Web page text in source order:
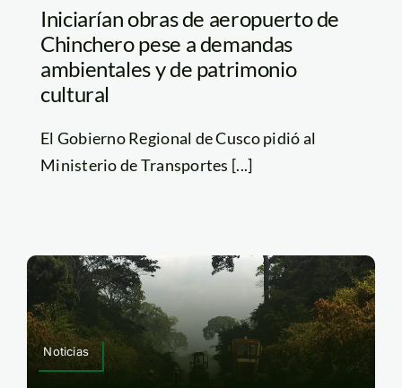
Iniciarían obras de aeropuerto de
Chinchero pese a demandas
ambientales y de patrimonio
cultural
El Gobierno Regional de Cusco pidió al
Ministerio de Transportes [...]
Noticias